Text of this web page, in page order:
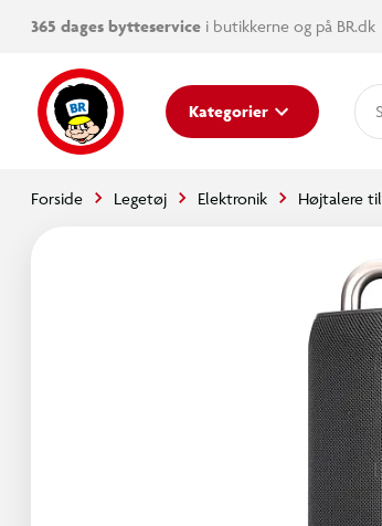
365 dages bytteservice i butikkerne og på BR.dk
Kategorier
Forside Legetøj Elektronik Højtalere